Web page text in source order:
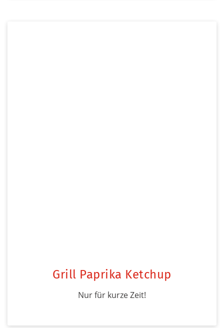
Grill Paprika Ketchup
Nur für kurze Zeit!